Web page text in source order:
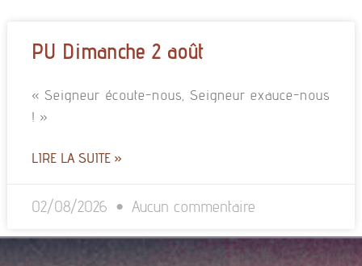
PU Dimanche 2 août
« Seigneur écoute-nous, Seigneur exauce-nous
! »
LIRE LA SUITE »
02/08/2026 Aucun commentaire